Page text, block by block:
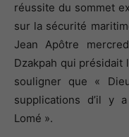
réussite du sommet
sur la sécurité
Jean Apôtre
Dzakpah qui présidait
souligner que «
supplications d’il y
Lomé ».